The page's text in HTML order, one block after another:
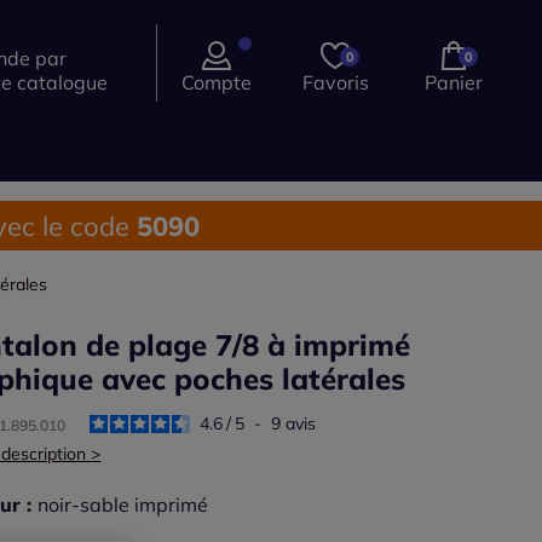
par
catalogue
Compte
0
Favoris
0
Panier
le code 5090
de plage 7/8 à imprimé
avec poches latérales
4.6/ 5 - 9avis
>
: noir-sable imprimé